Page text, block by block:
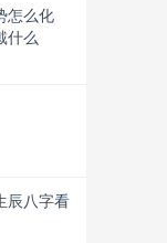
怎么化
什么
辰八字看